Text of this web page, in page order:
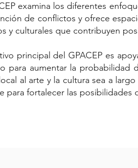
examina los diferentes
de conflictos y ofrece
y culturales que contribuyen
principal del GPACEP es
para aumentar la probabilidad
al arte y la cultura sea a
para fortalecer las posibilidades